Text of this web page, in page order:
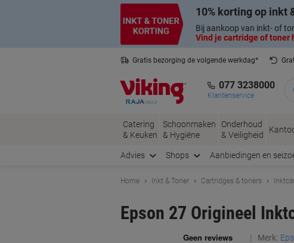
10% korting op inkt
Bij aankoop van inkt- of
Vind je cartridge of toner
Gratis bezorging de volgende werkdag*
077 3238000
Klantenservice
Catering
& Keuken
Schoonmaken
& Hygiëne
Onderhoud
& Veiligheid
Advies Shops Aanbiedingen en
Home Inkt & Toner Cartridges & toners
Epson 27 Origineel
Merk: